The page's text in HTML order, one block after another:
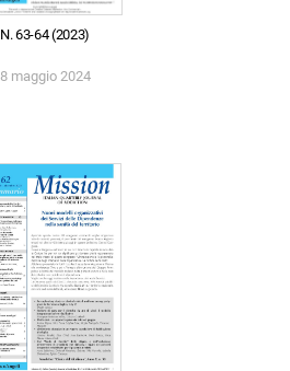
N. 63-64 (2023)
8 maggio 2024